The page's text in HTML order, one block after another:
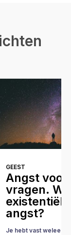
GEEST
Angst voor
vragen.
existentiële
angst?
Je hebt vast weleens